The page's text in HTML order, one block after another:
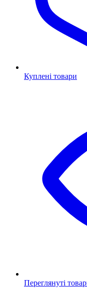
Куплені товари
Переглянуті